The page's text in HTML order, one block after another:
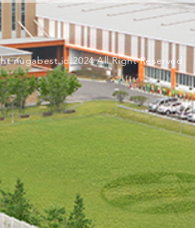
nugabest.id 2024 All Right Reserved